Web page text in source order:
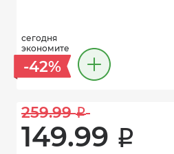
сегодня
экономите
-42%
259.99 i
149.99 i